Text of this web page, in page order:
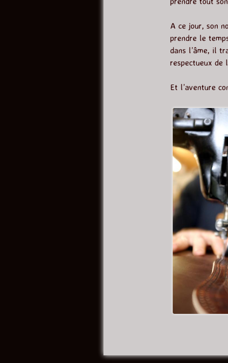
A ce jour, son
prendre le
dans l’âme, il
respectueux de
Et l’aventure